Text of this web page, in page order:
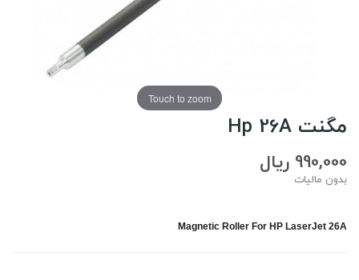
Touch to zoom
مگنت Hp 26A
990,000 ریال
بدون مالیات
Magnetic Roller For HP LaserJet 26A